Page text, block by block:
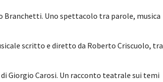
Branchetti. Uno spettacolo tra parole, musica
scritto e diretto da Roberto Criscuolo, tra
Giorgio Carosi. Un racconto teatrale sui temi